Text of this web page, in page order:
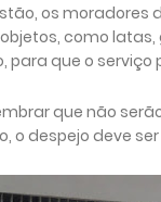
os
como
para que o
que não
o despejo deve